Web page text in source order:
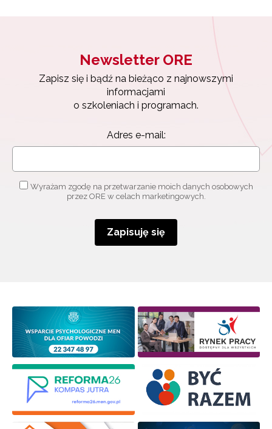
Newsletter ORE
Zapisz się i bądź na bieżąco z najnowszymi
informacjami
o szkoleniach i programach.
Adres e-mail:
Wyrażam zgodę na przetwarzanie moich danych osobowych
przez ORE w celach marketingowych.
Zapisuję się
Newsletter ORE
Zapisz się i bądź na bieżąco z najnowszymi
o szkoleniach i programach.
Zapisuję się